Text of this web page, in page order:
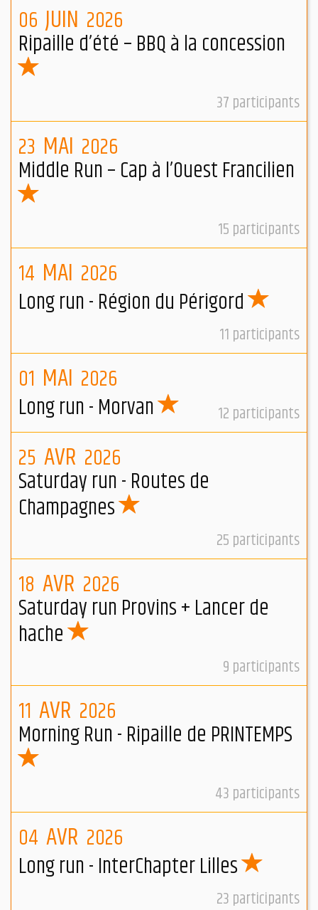
06 JUIN 2026
Ripaille d’été – BBQ à la concession
37 participants
23 MAI 2026
Middle Run – Cap à l’Ouest Francilien
15 participants
14 MAI 2026
Long run - Région du Périgord
11 participants
01 MAI 2026
Long run - Morvan
12 participants
25 AVR 2026
Saturday run - Routes de
Champagnes
25 participants
18 AVR 2026
Saturday run Provins + Lancer de
hache
9 participants
11 AVR 2026
Morning Run - Ripaille de PRINTEMPS
43 participants
04 AVR 2026
Long run - InterChapter Lilles
23 participants